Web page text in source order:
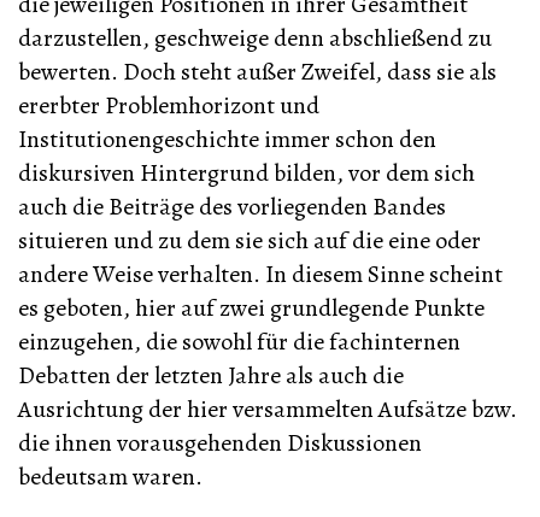
darzustellen, geschweige denn abschließend zu
bewerten. Doch steht außer Zweifel, dass sie als
ererbter Problemhorizont und
Institutionengeschichte immer schon den
diskursiven Hintergrund bilden, vor dem sich
auch die Beiträge des vorliegenden Bandes
situieren und zu dem sie sich auf die eine oder
andere Weise verhalten. In diesem Sinne scheint
es geboten, hier auf zwei grundlegende Punkte
einzugehen, die sowohl für die fachinternen
Debatten der letzten Jahre als auch die
Ausrichtung der hier versammelten Aufsätze bzw.
die ihnen vorausgehenden Diskussionen
bedeutsam waren.